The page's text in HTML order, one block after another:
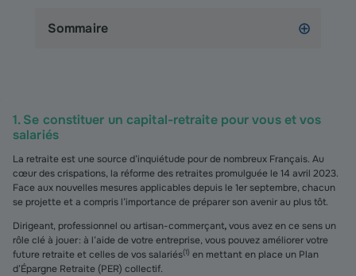
Sommaire
1. Se constituer un capital-retraite pour vous et vos
salariés
La retraite est une source d’inquiétude pour de nombreux Français. Au
cœur des crispations, la réforme des retraites promulguée le 14 avril 2023.
Face aux nouvelles mesures applicables depuis le 1er septembre, chacun
se projette et a compris l’importance de préparer son avenir au plus tôt.
Dirigeant, professionnel ou artisan-commerçant,vous avez en ce sens un
rôle clé à jouer : à l’aide de votre entreprise, vous pouvez améliorer votre
future retraite et celles de vos salariés(1) en mettant en place un Plan
d’Épargne Retraite (PER) collectif.